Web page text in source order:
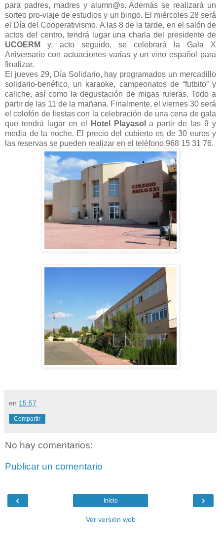
para padres, madres y alumn@s. Además se realizará un
sorteo pro-viaje de estudios y un bingo. El miércoles 28 será
el Día del Cooperativismo. A las 8 de la tarde, en el salón de
actos del centro, tendrá lugar una charla del presidente de
UCOERM
y, acto seguido, se celebrará la Gala X
Aniversario con actuaciones varias y un vino español para
finalizar.
El jueves 29, Día Solidario, hay programados un mercadillo
solidario-benéfico, un karaoke, campeonatos de “futbito” y
caliche, así como la degustación de migas ruleras. Todo a
partir de las 11 de la mañana. Finalmente, el viernes 30 será
el colofón de fiestas con la celebración de una cena de gala
que tendrá lugar en el
Hotel Playasol
a partir de las 9 y
media de la noche. El precio del cubierto es de 30 euros y
las reservas se pueden realizar en el teléfono 968 15 31 76.
en 15:57
Compartir
No hay comentarios:
Publicar un comentario
‹ ›
Inicio
Ver versión web